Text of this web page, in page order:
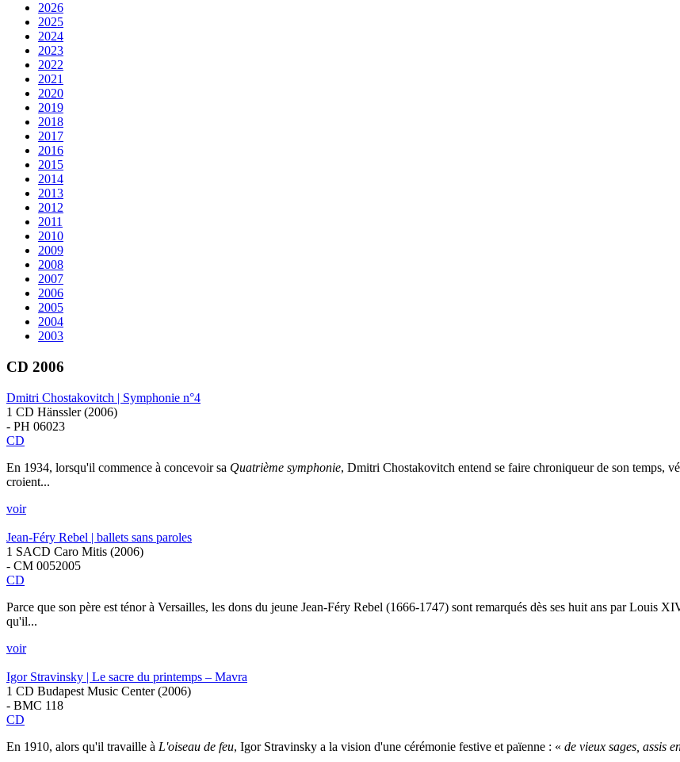
2026
2025
2024
2023
2022
2021
2020
2019
2018
2017
2016
2015
2014
2013
2012
2011
2010
2009
2008
2007
2006
2005
2004
2003
CD 2006
Dmitri Chostakovitch | Symphonie n°4
1 CD Hänssler (2006)
- PH 06023
CD
En 1934, lorsqu'il commence à concevoir sa Quatrième symphonie, Dmitri Chostakovitch entend se faire chroniqueur de son temps,
croient...
voir
Jean-Féry Rebel | ballets sans paroles
1 SACD Caro Mitis (2006)
- CM 0052005
CD
Parce que son père est ténor à Versailles, les dons du jeune Jean-Féry Rebel (1666-1747) sont remarqués dès ses huit ans par Louis
qu'il...
voir
Igor Stravinsky | Le sacre du printemps – Mavra
1 CD Budapest Music Center (2006)
- BMC 118
CD
En 1910, alors qu'il travaille à L'oiseau de feu, Igor Stravinsky a la vision d'une cérémonie festive et païenne : « de vieux sages, assis